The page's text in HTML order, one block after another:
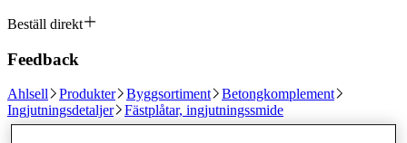
Beställ direkt
Feedback
Ahlsell Produkter Byggsortiment
Betongkomplement
Ingjutningsdetaljer
Fästplåtar, ingjutningssmide